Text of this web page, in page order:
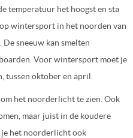
temperatuur het hoogst en sta
wintersport in het noorden van
De sneeuw kan smelten
Voor wintersport moet je
tussen oktober en april.
het noorderlicht te zien. Ook
maar juist in de koudere
je het noorderlicht ook